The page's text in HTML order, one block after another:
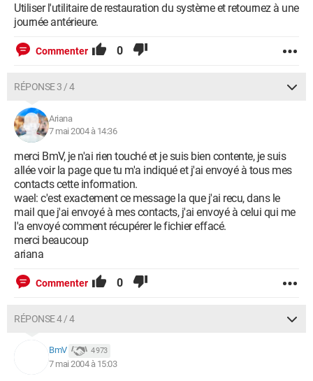
Utiliser l'utilitaire de restauration du système et retournez à une
journée antérieure.
Commenter 0
RÉPONSE 3 / 4
Ariana
7 mai 2004 à 14:36
merci BmV, je n'ai rien touché et je suis bien contente, je suis
allée voir la page que tu m'a indiqué et j'ai envoyé à tous mes
contacts cette information.
wael: c'est exactement ce message la que j'ai recu, dans le
mail que j'ai envoyé à mes contacts, j'ai envoyé à celui qui me
l'a envoyé comment récupérer le fichier effacé.
merci beaucoup
ariana
Commenter 0
RÉPONSE 4 / 4
BmV 4 973
7 mai 2004 à 15:03